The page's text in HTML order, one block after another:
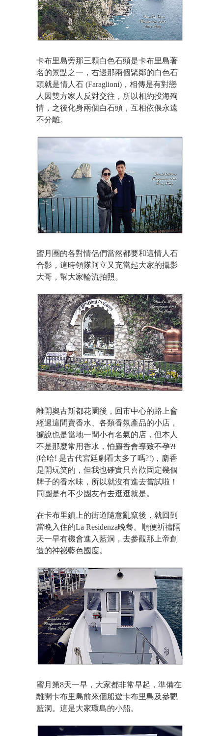
卡布里島旁那三顆白色石頭是卡布里島著
名的景點之一，右邊那兩個緊鄰的白色石
頭就是情人石 (Faraglioni)，相傳是有對戀
人因雙方家人反對交往，所以相約投海殉
情，之後化身兩個白石頭，互相依偎永遠
不分離。
蜜月團的各對情侶們當然都要和這情人石
合影，這時領隊阿立又充當起大家的攝影
大哥，幫大家輪流拍照。
離開奧古斯都花園後，回市中心的路上會
經過這間賣香水、各類香氛產品的小店，
據說也是當地一間小有名氣的店，但本人
不是那麼常用香水，怕麝香會導致不孕?!
(哈哈! 是古代宮廷劇看太多了嗎?!)，麝香
是開玩笑的，但我也確實只喜歡固定幾個
牌子的香水味，所以就沒有進去嘗試啦！
同團是有不少團友有去逛逛就是。
在卡布里鎮上的街道隨意亂竄後，就回到
當晚入住的La Residenza晚餐。順便祈禱隔
天一早有機會進入藍洞，去參觀那上帝創
造的神祕藍色國度。
蜜月第8天一早，大家都非常早起，準備在
離開卡布里島前來個船遊卡布里島及參觀
藍洞。這是大家環島的小船。